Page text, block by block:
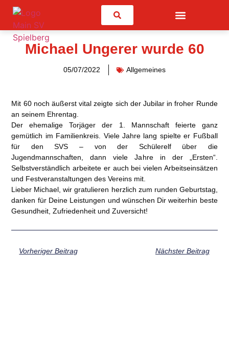
Suchen
Michael Ungerer wurde 60
05/07/2022 Allgemeines
Mit 60 noch äußerst vital zeigte sich der Jubilar in froher Runde
an seinem Ehrentag.
Der ehemalige Torjäger der 1. Mannschaft feierte ganz
gemütlich im Familienkreis. Viele Jahre lang spielte er Fußball
für den SVS – von der Schülerelf über die
Jugendmannschaften, dann viele Jahre in der „Ersten“.
Selbstverständlich arbeitete er auch bei vielen Arbeitseinsätzen
und Festveranstaltungen des Vereins mit.
Lieber Michael, wir gratulieren herzlich zum runden Geburtstag,
danken für Deine Leistungen und wünschen Dir weiterhin beste
Gesundheit, Zufriedenheit und Zuversicht!
Vorheriger Beitrag Nächster Beitrag